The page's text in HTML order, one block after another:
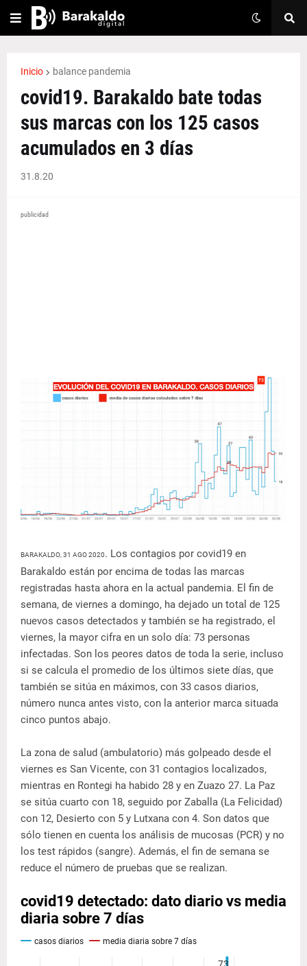
Inicio balance pandemia
covid19. Barakaldo bate todas
sus marcas con los 125 casos
acumulados en 3 días
31.8.20
publicidad
BARAKALDO, 31 AGO 2020. Los contagios por covid19 en
Barakaldo están por encima de todas las marcas
registradas hasta ahora en la actual pandemia. El fin de
semana, de viernes a domingo, ha dejado un total de 125
nuevos casos detectados y también se ha registrado, el
viernes, la mayor cifra en un solo día: 73 personas
infectadas. Son los peores datos de toda la serie, incluso
si se calcula el promedio de los últimos siete días, que
también se sitúa en máximos, con 33 casos diarios,
número nunca antes visto, con la anterior marca situada
cinco puntos abajo.
La zona de salud (ambulatorio) más golpeado desde el
viernes es San Vicente, con 31 contagios localizados,
mientras en Rontegi ha habido 28 y en Zuazo 27. La Paz
se sitúa cuarto con 18, seguido por Zaballa (La Felicidad)
con 12, Desierto con 5 y Lutxana con 4. Son datos que
sólo tienen en cuenta los análisis de mucosas (PCR) y no
los test rápidos (sangre). Además, el fin de semana se
reduce el número de pruebas que se realizan.